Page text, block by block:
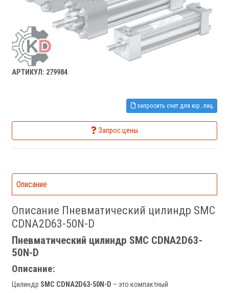
АРТИКУЛ: 279984
запросить счет для юр. лиц
Запрос цены
Описание
Описание Пневматический цилиндр SMC
CDNA2D63-50N-D
Пневматический цилиндр SMC CDNA2D63-
50N-D
Описание:
Цилиндр SMC CDNA2D63-50N-D – это компактный